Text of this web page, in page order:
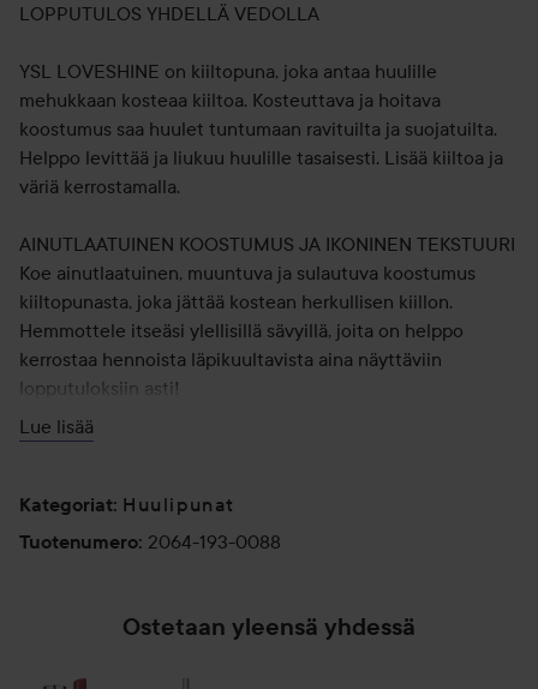
LOPPUTULOS YHDELLÄ VEDOLLA
YSL LOVESHINE on kiiltopuna, joka antaa huulille
mehukkaan kosteaa kiiltoa. Kosteuttava ja hoitava
koostumus saa huulet tuntumaan ravituilta ja suojatuilta.
Helppo levittää ja liukuu huulille tasaisesti. Lisää kiiltoa ja
väriä kerrostamalla.
AINUTLAATUINEN KOOSTUMUS JA IKONINEN TEKSTUURI
Koe ainutlaatuinen, muuntuva ja sulautuva koostumus
kiiltopunasta, joka jättää kostean herkullisen kiillon.
Hemmottele itseäsi ylellisillä sävyillä, joita on helppo
kerrostaa hennoista läpikuultavista aina näyttäviin
lopputuloksiin asti!
Tutustu ikonisen Rouge Volupté Shinen päivitettyyn
koostumukseen uudessa hopeanhohtoisessa
kosteutetuilta, ravituilta ja suojatuilta.
väreihin. Valikoimassa on neljä väriperhettä: nude, pinkki,
punainen ja oranssi. Loveshine-huulipunavalikoima sisältää
kolme ikonista sävyä:
Lue lisää
Kategoriat: Huulipunat
Tuotenumero: 2064-193-0088
Ostetaan yleensä yhdessä